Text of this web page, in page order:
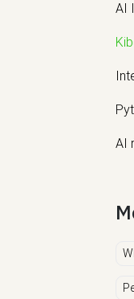
AI
AI